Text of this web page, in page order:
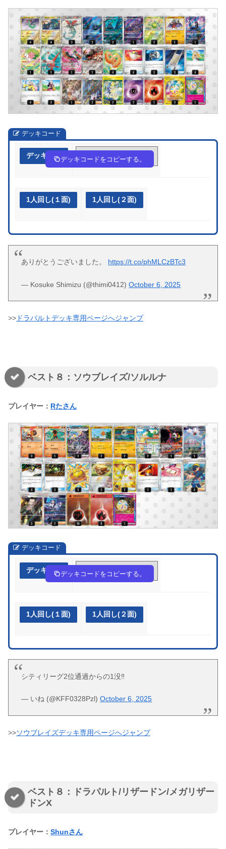
デッキコード
デッキ作成 Ln6ggQ-FzaKxL-9LQiLg
デッキコードをコピーする。
1人回し(１面) 1人回し(２面)
ありがとうございました。 https://t.co/phMLCzBTc3
— Kosuke Shimizu (@thimi0412)October 6, 2025
>> ドラパルトデッキ専用ページへジャンプ
ベスト８：ソウブレイズ/ソルルナ
プレイヤー： Rたさん
デッキコード
デッキ作成 Yc88Yx-MQ3ojL-8cKGxY
デッキコードをコピーする。
1人回し(１面) 1人回し(２面)
シティリーグ2位通過からの1没‼️
— いね (@KFF0328Pzl)October 6, 2025
>>ソウブレイズデッキ専用ページへジャンプ
ベスト８：ドラパルト/リザードン/メガリザー
ドンX
プレイヤー： Shunさん